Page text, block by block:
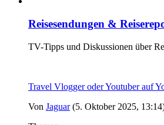
Reisesendungen &
TV-Tipps und Diskussionen über
Travel Vlogger oder Youtuber auf
Von Jaguar (5. Oktober 2025,